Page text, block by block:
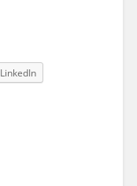
LinkedIn